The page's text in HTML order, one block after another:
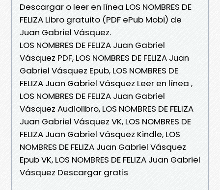
Descargar o leer en línea LOS NOMBRES DE
FELIZA Libro gratuito (PDF ePub Mobi) de
Juan Gabriel Vásquez.
LOS NOMBRES DE FELIZA Juan Gabriel
Vásquez PDF, LOS NOMBRES DE FELIZA Juan
Gabriel Vásquez Epub, LOS NOMBRES DE
FELIZA Juan Gabriel Vásquez Leer en línea ,
LOS NOMBRES DE FELIZA Juan Gabriel
Vásquez Audiolibro, LOS NOMBRES DE FELIZA
Juan Gabriel Vásquez VK, LOS NOMBRES DE
FELIZA Juan Gabriel Vásquez Kindle, LOS
NOMBRES DE FELIZA Juan Gabriel Vásquez
Epub VK, LOS NOMBRES DE FELIZA Juan Gabriel
Vásquez Descargar gratis